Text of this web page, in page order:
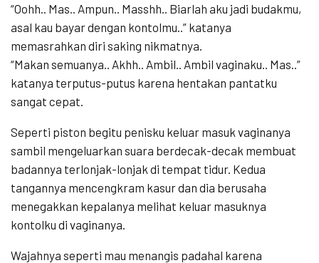
“Oohh.. Mas.. Ampun.. Masshh.. Biarlah aku jadi budakmu,
asal kau bayar dengan kontolmu..” katanya
memasrahkan diri saking nikmatnya.
“Makan semuanya.. Akhh.. Ambil.. Ambil vaginaku.. Mas..”
katanya terputus-putus karena hentakan pantatku
sangat cepat.
Seperti piston begitu penisku keluar masuk vaginanya
sambil mengeluarkan suara berdecak-decak membuat
badannya terlonjak-lonjak di tempat tidur. Kedua
tangannya mencengkram kasur dan dia berusaha
menegakkan kepalanya melihat keluar masuknya
kontolku di vaginanya.
Wajahnya seperti mau menangis padahal karena